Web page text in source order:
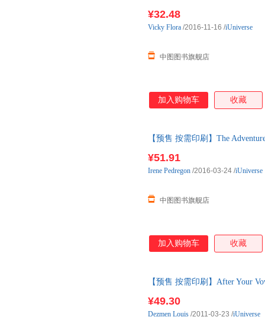
¥32.48
中图图书旗舰店
Vicky Flora /2016-11-16 /iUniverse
加入购物车 收藏
【预售 按需印刷】The
¥51.91
中图图书旗舰店
Irene Pedregon /2016-03-24 /iUniverse
加入购物车 收藏
【预售 按需印刷】After Your
¥49.30
Dezmen Louis /2011-03-23 /iUniverse